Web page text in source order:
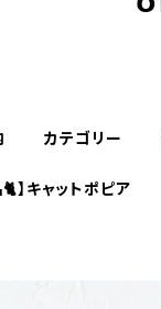
カテゴリー
】キャットポピア